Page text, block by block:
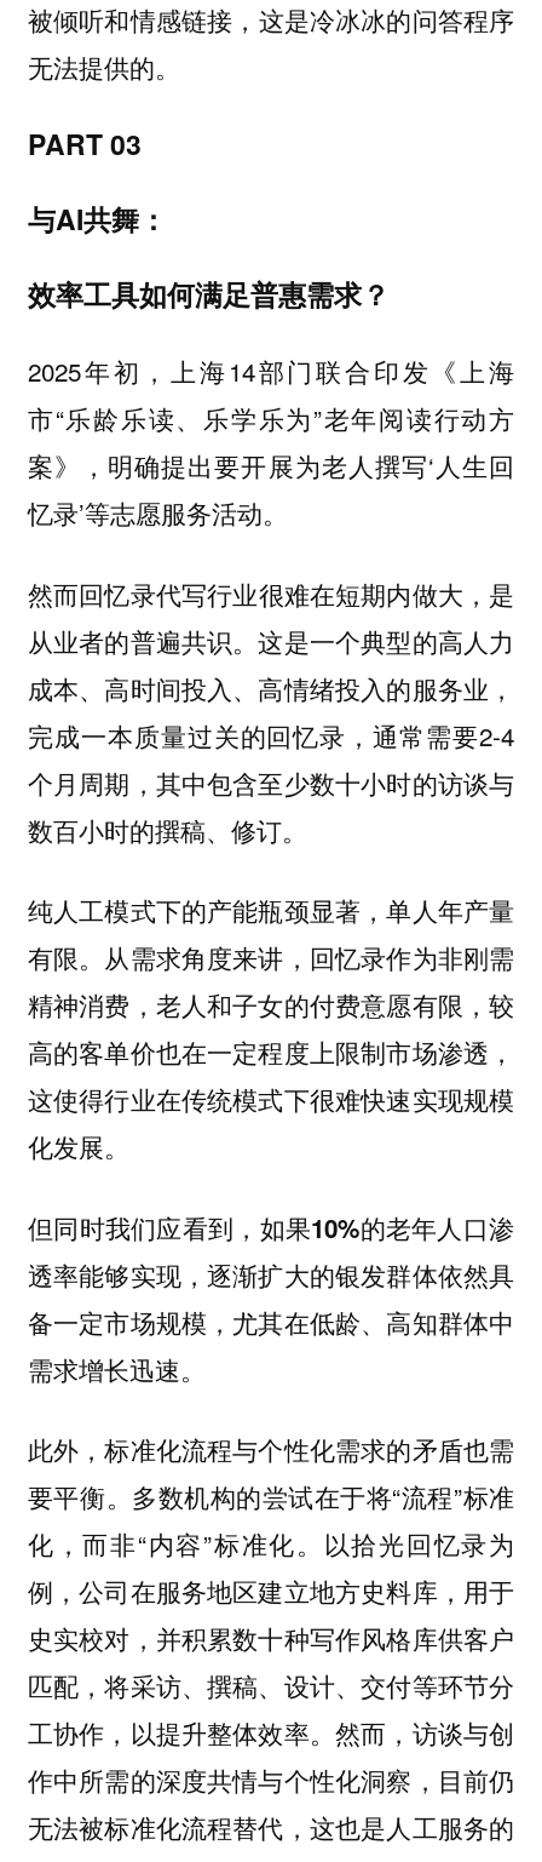
被倾听和情感链接， 这是冷冰冰的问答程序
无法提供的。
PART 03
与AI共舞：
效率工具如何满足普惠需求？
2025年初，上海14部门联合印发《上海
市“乐龄乐读、乐学乐为”老年阅读行动方
案》，明确提出要开展为老人撰写‘人生回
忆录’等志愿服务活动。
然而回忆录代写行业很难在短期内做大， 是
从业者的普遍共识。这是一个典型的高人力
成本、高时间投入、高情绪投入的服务业，
完成一本质量过关的回忆录，通常需要2-4
个月周期，其中包含至少数十小时的访谈与
数百小时的撰稿、修订。
纯人工模式下的产能瓶颈显著，单人年产量
有限。从需求角度来讲，回忆录作为非刚需
精神消费，老人和子女的付费意愿有限，较
高的客单价也在一定程度上限制市场渗透，
这使得行业在传统模式下很难快速实现规模
化发展。
但同时我们应看到， 如果10%的老年人口渗
透率能够实现，逐渐扩大的银发群体依然具
备一定市场规模，尤其在低龄、高知群体中
需求增长迅速。
此外，标准化流程与个性化需求的矛盾也需
要平衡。多数机构的尝试在于将“流程”标准
化，而非“内容”标准化。以拾光回忆录为
例，公司在服务地区建立地方史料库，用于
史实校对，并积累数十种写作风格库供客户
匹配，将采访、撰稿、设计、交付等环节分
工协作，以提升整体效率。然而，访谈与创
作中所需的深度共情与个性化洞察，目前仍
无法被标准化流程替代，这也是人工服务的